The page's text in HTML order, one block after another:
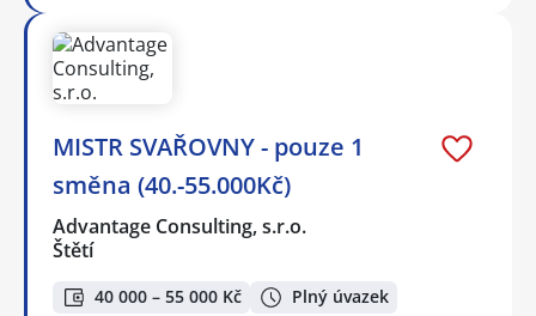
MISTR SVAŘOVNY - pouze 1
směna (40.-55.000Kč)
Advantage Consulting, s.r.o.
Štětí
40 000 – 55 000 Kč Plný úvazek